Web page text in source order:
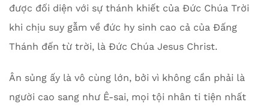
được đối diện với sự thánh khiết của Đức Chúa Trời
khi chịu suy gẫm về đức hy sinh cao cả của Đấng
Thánh đến từ trời, là Đức Chúa Jesus Christ.
Ân sủng ấy là vô cùng lớn, bởi vì không cần phải là
người cao sang như Ê-sai, mọi tội nhân ti tiện nhất